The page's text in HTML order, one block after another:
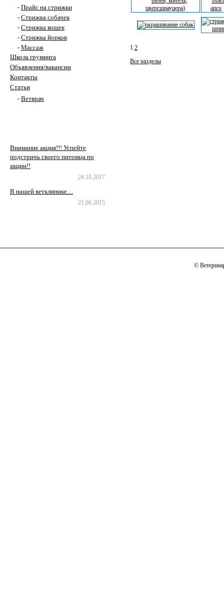
- Прайс на стрижки
- Стрижка собачек
- Стрижка кошек
- Стрижка йорков
- Массаж
Школа груминга
Объявления/вакансии
Контакты
Статьи
- Ветврач
Внимание акция!!! Успейте
подстричь своего питомца по
акции!!
24.10.2017
В нашей ветклинике....
21.06.2015
1 2
Все разделы
©